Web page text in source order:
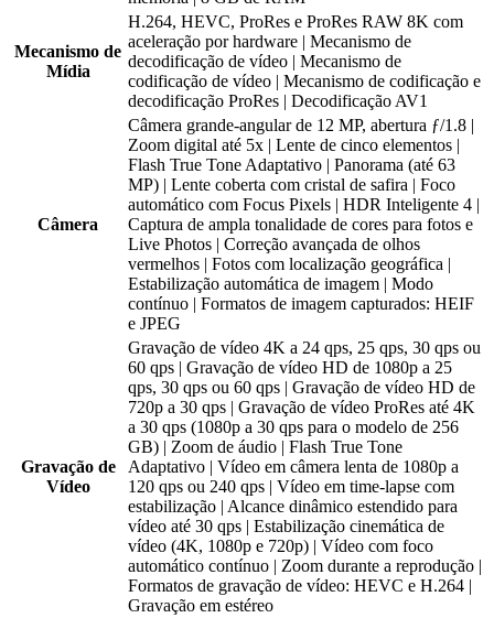
Mecanismo de
Mídia
H.264, HEVC, ProRes e ProRes RAW 8K com
aceleração por hardware | Mecanismo de
decodificação de vídeo | Mecanismo de
codificação de vídeo | Mecanismo de codificação e
decodificação ProRes | Decodificação AV1
Câmera
Câmera grande-angular de 12 MP, abertura ƒ/1.8 |
Zoom digital até 5x | Lente de cinco elementos |
Flash True Tone Adaptativo | Panorama (até 63
MP) | Lente coberta com cristal de safira | Foco
automático com Focus Pixels | HDR Inteligente 4 |
Captura de ampla tonalidade de cores para fotos e
Live Photos | Correção avançada de olhos
vermelhos | Fotos com localização geográfica |
Estabilização automática de imagem | Modo
contínuo | Formatos de imagem capturados: HEIF
e JPEG
Gravação de
Vídeo
Gravação de vídeo 4K a 24 qps, 25 qps, 30 qps ou
60 qps | Gravação de vídeo HD de 1080p a 25
qps, 30 qps ou 60 qps | Gravação de vídeo HD de
720p a 30 qps | Gravação de vídeo ProRes até 4K
a 30 qps (1080p a 30 qps para o modelo de 256
GB) | Zoom de áudio | Flash True Tone
Adaptativo | Vídeo em câmera lenta de 1080p a
120 qps ou 240 qps | Vídeo em time-lapse com
estabilização | Alcance dinâmico estendido para
vídeo até 30 qps | Estabilização cinemática de
vídeo (4K, 1080p e 720p) | Vídeo com foco
automático contínuo | Zoom durante a reprodução |
Formatos de gravação de vídeo: HEVC e H.264 |
Gravação em estéreo